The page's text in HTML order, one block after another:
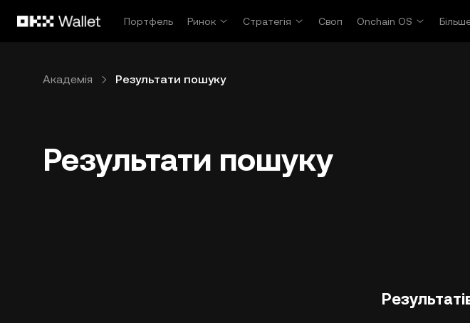
Портфель
Ринок Стратегія Своп Onchain OS
Академія Результати пошуку
Результати пошуку